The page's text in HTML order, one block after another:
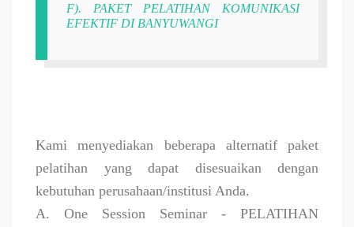
F). PAKET PELATIHAN KOMUNIKASI
EFEKTIF DI BANYUWANGI
Kami menyediakan beberapa alternatif paket
pelatihan yang dapat disesuaikan dengan
kebutuhan perusahaan/institusi Anda.
A. One Session Seminar - PELATIHAN